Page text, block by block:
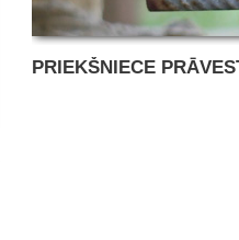
PRIEKŠNIECE